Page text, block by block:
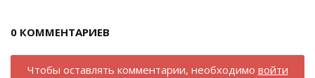
0 КОММЕНТАРИЕВ
Чтобы оставлять комментарии, необходимо войти